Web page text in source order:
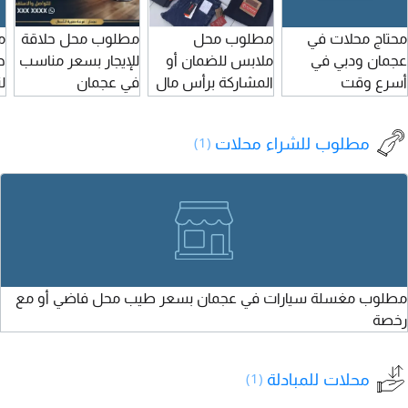
6 - جاك أرضي
38000 درهم سنويا
المحل رقم 3
المساحة 50م الإيجار
33000 درهم سنويا
33000 درهم
محتاج محلات في
عجمان ودبي في
أسرع وقت
مطلوب محل
ملابس للضمان أو
المشاركة برأس مال
أو بضاعة للمهتمين
الموجود في الاعلان
مطلوب محل حلاقة
للإيجار بسعر مناسب
في عجمان
مطلوب للشراء محلات (1)
مطلوب مغسلة سيارات في عجمان بسعر طيب محل فاضي أو مع
رخصة
محلات للمبادلة (1)